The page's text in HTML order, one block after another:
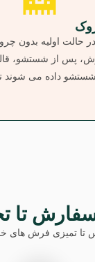
حالت اولیه بدون
پس از شستشو،
داده می شوند
سفارش تا
تا تمیزی فرش های